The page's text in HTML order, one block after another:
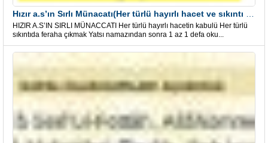
HIZIR A.S’IN SIRLI MÜNACCATI Her türlü hayırlı hacetin kabulü Her türlü
sıkıntıda feraha çıkmak Yatsı namazından sonra 1 az 1 defa oku...